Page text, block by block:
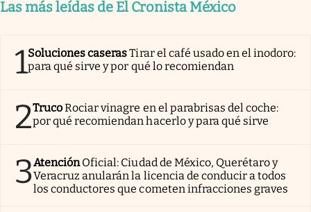
Las más leídas de El Cronista México
1Soluciones caserasTirar el café usado en el inodoro:
para qué sirve y por qué lo recomiendan
2TrucoRociar vinagre en el parabrisas del coche:
por qué recomiendan hacerlo y para qué sirve
3AtenciónOficial: Ciudad de México, Querétaro y
Veracruz anularán la licencia de conducir a todos
los conductores que cometen infracciones graves